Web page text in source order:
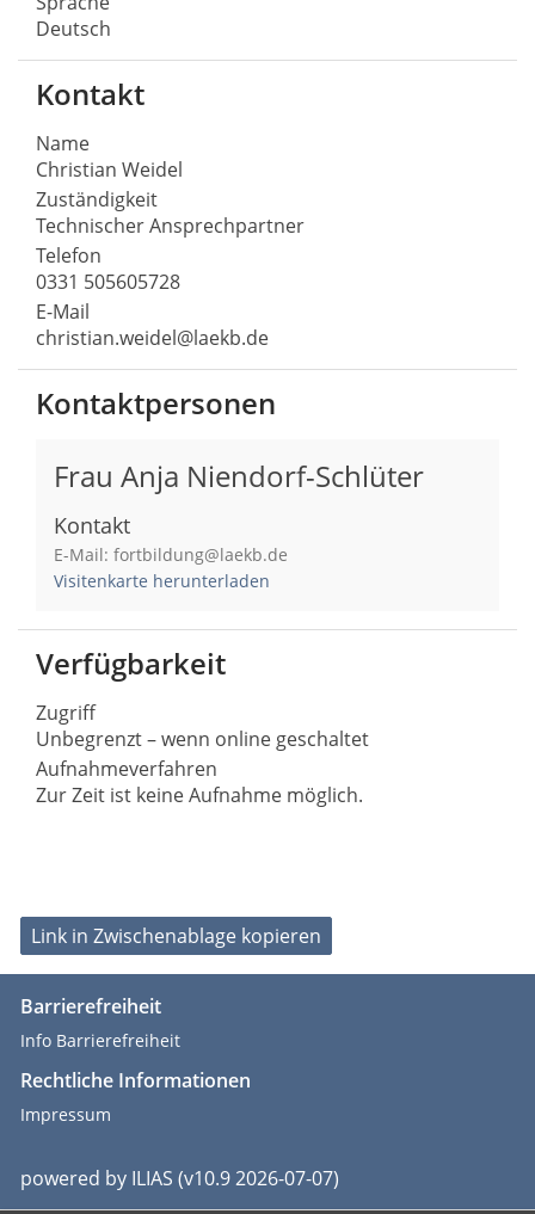
Deutsch
Kontakt
Name
Christian Weidel
Zuständigkeit
Technischer Ansprechpartner
Telefon
0331 505605728
E-Mail
christian.weidel@laekb.de
Kontaktpersonen
Frau Anja Niendorf-Schlüter
Kontakt
E-Mail: fortbildung@laekb.de
Visitenkarte herunterladen
Verfügbarkeit
Zugriff
Unbegrenzt – wenn online geschaltet
Aufnahmeverfahren
Zur Zeit ist keine Aufnahme möglich.
Link in Zwischenablage kopieren
Barrierefreiheit
Info Barrierefreiheit
Rechtliche Informationen
Impressum
powered by ILIAS (v10.9 2026-07-07)